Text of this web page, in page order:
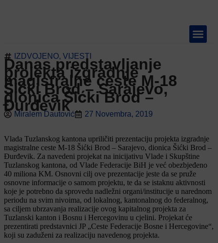
IZDVOJENO, VIJESTI
Danas predstavljanje
projekta izgradnje
magistralne ceste M-18
Šićki Brod – Sarajevo,
dionica Šićki Brod –
Đurđevik
Miralem Dautović 27 Novembra, 2019
Vlada Tuzlanskog kantona upriličiti prezentaciju projekta izgradnje
magistralne ceste M-18 Šićki Brod – Sarajevo, dionica Šićki Brod –
Đurđevik. Za navedeni projekat na inicijativu Vlade i Skupštine
Tuzlanskog kantona, od Vlade Federacije BiH je već obezbjeđeno
40 miliona KM. Osnovni cilj ove prezentacije jeste da se pruže
osnovne informacije o samom projektu, te da se istaknu aktivnosti
koje je potrebno da sprovedu nadležni organi/institucije u narednom
periodu na svim nivoima, od lokalnog, kantonalnog do federalnog,
sa ciljem ubrzavanja realizacije ovog kapitalnog projekta za
Tuzlanski kanton i Bosnu i Hercegovinu u cjelini. Projekat će
prezentirati predstavnici JP „Ceste Federacije Bosne i Hercegovine“,
koji su zaduženi za realizaciju navedenog projekta.